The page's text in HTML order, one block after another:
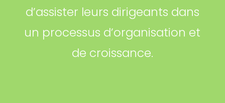
d’assister leurs dirigeants dans
un processus d’organisation et
de croissance.